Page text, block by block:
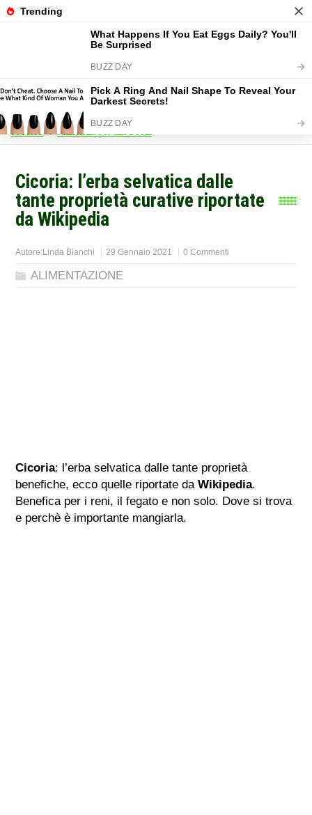
Home > ALIMENTAZIONE
Cicoria: l’erba selvatica dalle
tante proprietà curative riportate
da Wikipedia
Autore:Linda Bianchi 29 Gennaio 2021 0 Commenti
ALIMENTAZIONE
Cicoria: l’erba selvatica dalle tante proprietà
benefiche, ecco quelle riportate daWikipedia.
Benefica per i reni, il fegato e non solo. Dove si trova
e perchè è importante mangiarla.